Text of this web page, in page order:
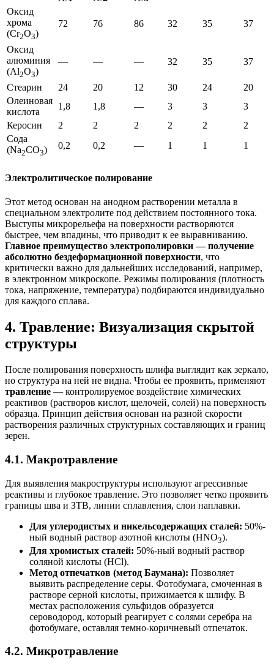
Оксид
хрома
(Cr2O3)
72 76 86 32 35 37
Оксид
алюминия
(Al2O3)
— — — 32 35 37
Стеарин 24 20 12 30 24
20
Олеиновая
кислота
1,8 1,8 — 3 3
3
Керосин
2 2 2 2 2
2
Сода
(Na2CO3) 0,2 0,2 — 1 1 1
Электролитическое полирование
Этот метод основан на анодном растворении металла в
специальном электролите под действием постоянного тока.
Выступы микрорельефа на поверхности растворяются
быстрее, чем впадины, что приводит к ее выравниванию.
Главное преимущество электрополировки — получение
абсолютно бездеформационной поверхности, что
критически важно для дальнейших исследований, например,
в электронном микроскопе. Режимы полирования (плотность
тока, напряжение, температура) подбираются индивидуально
для каждого сплава.
4. Травление: Визуализация скрытой
структуры
После полирования поверхность шлифа выглядит как зеркало,
но структура на ней не видна. Чтобы ее проявить, применяют
травление — контролируемое воздействие химических
реактивов (растворов кислот, щелочей, солей) на поверхность
образца. Принцип действия основан на разной скорости
растворения различных структурных составляющих и границ
зерен.
4.1. Макротравление
Для выявления макроструктуры используют агрессивные
реактивы и глубокое травление. Это позволяет четко проявить
границы шва и ЗТВ, линии сплавления, слои наплавки.
Для углеродистых и никельсодержащих сталей: 50%-
ный водный раствор азотной кислоты (HNO3).
Для хромистых сталей: 50%-ный водный раствор
соляной кислоты (HCl).
Метод отпечатков (метод Баумана): Позволяет
выявить распределение серы. Фотобумага, смоченная в
растворе серной кислоты, прижимается к шлифу. В
местах расположения сульфидов образуется
сероводород, который реагирует с солями серебра на
фотобумаге, оставляя темно-коричневый отпечаток.
4.2. Микротравление